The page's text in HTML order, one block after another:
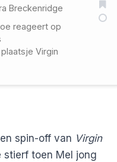
Breckenridge
reageert op
Virgin
spin-off van Virgin
stierf toen Mel jong